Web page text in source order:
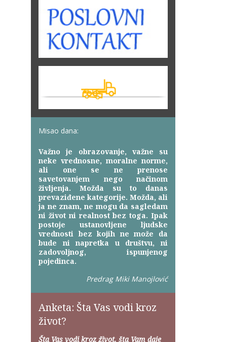
Misao dana:
Važno je obrazovanje, važne su
neke vrednosne, moralne norme,
ali one se ne prenose
savetovanjem nego načinom
življenja. Možda su to danas
prevaziđene kategorije. Možda, ali
ja ne znam, ne mogu da sagledam
ni život ni realnost bez toga. Ipak
postoje ustanovljene ljudske
vrednosti bez kojih ne može da
bude ni napretka u društvu, ni
zadovoljnog, ispunjenog
pojedinca.
Predrag Miki Manojlović
Anketa: Šta Vas vodi kroz
život?
Šta Vas vodi kroz život, šta Vam daje